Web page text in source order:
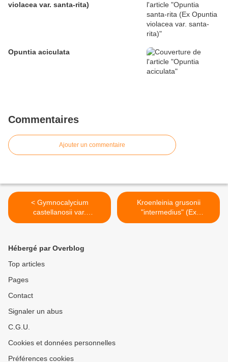
violacea var. santa-rita)
Opuntia aciculata
Commentaires
Ajouter un commentaire
< Gymnocalycium
castellanosii var.
bozsingianum
Kroenleinia grusonii
"intermedius" (Ex
Echinocactus grusonii
Hébergé par Overblog
Top articles
Pages
Contact
Signaler un abus
C.G.U.
Cookies et données personnelles
Préférences cookies